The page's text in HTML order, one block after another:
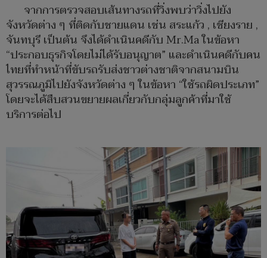
จากการตรวจสอบเส้นทางรถที่วิ่งพบว่าวิ่งไปยัง
จังหวัดต่าง ๆ ที่ติดกับชายแดน เช่น สระแก้ว , เชียงราย ,
จันทบุรี เป็นต้น จึงได้ดำเนินคดีกับ Mr.Ma ในข้อหา
“ประกอบธุรกิจโดยไม่ได้รับอนุญาต” และดำเนินคดีกับคน
ไทยที่ทำหน้าที่ขับรถรับส่งชาวต่างชาติจากสนามบิน
สุวรรณภูมิไปยังจังหวัดต่าง ๆ ในข้อหา “ใช้รถผิดประเภท”
โดยจะได้สืบสวนขยายผลเกี่ยวกับกลุ่มลูกค้าที่มาใช้
บริการต่อไป